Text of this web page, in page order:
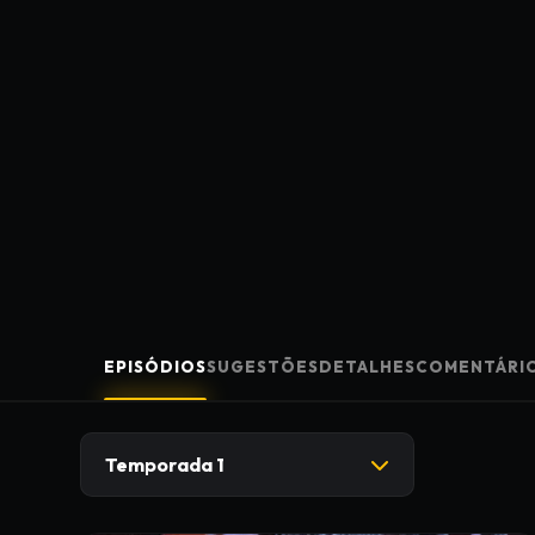
EPISÓDIOSSUGESTÕESDETALHES
Temporada 1